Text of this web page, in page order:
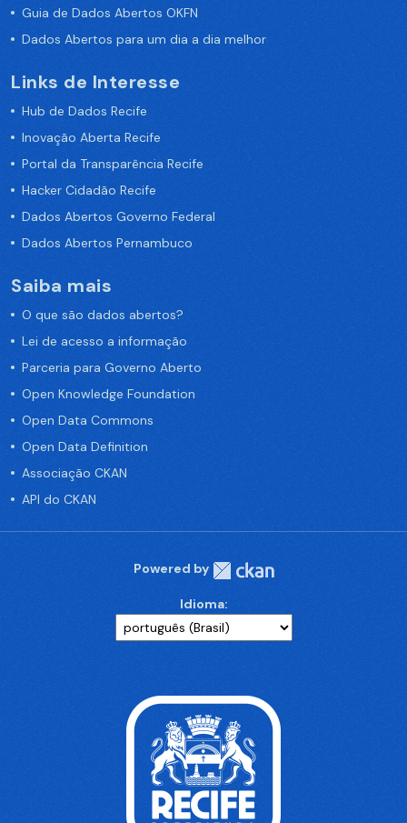
Guia de Dados Abertos OKFN
Dados Abertos para um dia a dia melhor
Links de Interesse
Hub de Dados Recife
Inovação Aberta Recife
Portal da Transparência Recife
Hacker Cidadão Recife
Dados Abertos Governo Federal
Dados Abertos Pernambuco
Saiba mais
O que são dados abertos?
Lei de acesso a informação
Parceria para Governo Aberto
Open Knowledge Foundation
Open Data Commons
Open Data Definition
Associação CKAN
API do CKAN
Powered by
Idioma